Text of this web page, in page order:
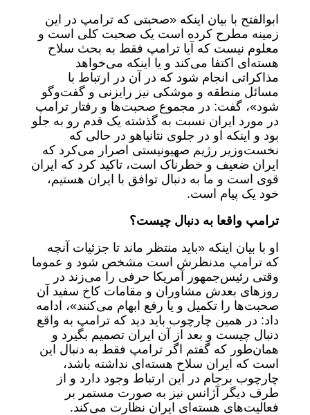
ابوالفتح با بیان اینکه «صحبتی که ترامپ در این
زمینه مطرح کرده است یک صحبت کلی است و
معلوم نیست که آیا ترامپ فقط به بحث سلاح
هسته‌ای اکتفا می‌کند و یا اینکه می‌خواهد
مذاکراتی انجام شود که در آن در ارتباط با
مسائل منطقه و موشکی نیز رایزنی و گفت‌وگو
شود»، گفت: در مجموع صحبت‌ها و رفتار ترامپ
در مورد ایران نسبت به گذشته یک قدم رو به جلو
بود و اینکه او در جلوی نتانیاهو در حالی که
نخست‌وزیر رژیم صهیونیستی اصرار می‌کرد که
ایران ضعیف و خطرناک است، تاکید کرد که ایران
قوی است و ما به دنبال توافق با ایران هستیم،
خود یک پیام است.
ترامپ واقعا به دنبال چیست؟
او با بیان اینکه «باید منتظر ماند تا جزئیات آنچه
که ترامپ مدنظرش است مشخص شود و عموما
وقتی رئیس‌جمهور آمریکا حرفی را می‌زند در
روزهای بعدش مشاوران و مقامات کاخ سفید آن
صحبت‌ها را تکمیل و یا رفع ابهام می‌کنند»، ادامه
داد: در همین چارچوب باید دید که ترامپ به واقع
دنبال چیست و بعد از آن ایران تصمیم بگیرد و
همان‌طور که گفتم اگر ترامپ فقط به دنبال این
است که ایران سلاح هسته‌ای نداشته باشد،
چارچوب برجام در این ارتباط وجود دارد و از
طرف دیگر آژانس نیز به صورت مستمر بر
فعالیت‌های هسته‌ای ایران نظارت می‌کند.